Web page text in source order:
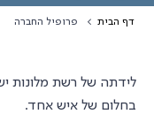
דף הבית פרופיל החברה
לידתה של רשת מלונות
בחלום של איש אחד.